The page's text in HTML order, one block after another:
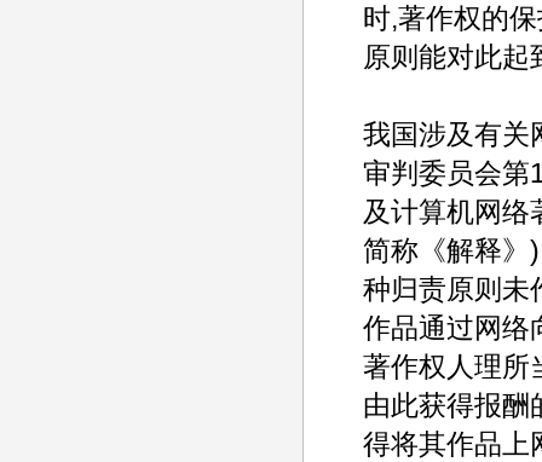
时,著作权的
原则能对此起
我国涉及有关
审判委员会第
及计算机网络
简称《解释》
种归责原则未
作品通过网络
著作权人理所
由此获得报酬
得将其作品上